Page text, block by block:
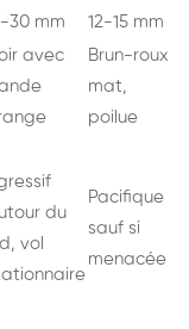
30 mm 12-15 mm
avec
Brun-roux
mat,
poilue
du
vol
Pacifique
sauf si
menacée